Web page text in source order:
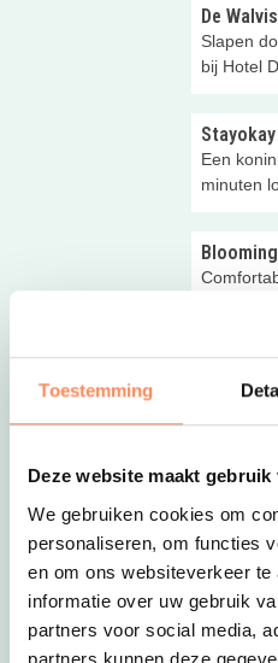
Toestemming
Deze website maakt gebruik
We gebruiken cookies om
personaliseren, om functies
en om ons websiteverkeer
informatie over uw gebruik
partners voor social media,
partners kunnen deze
De
Slapen
bij Hotel
Een
minuten
Vanaf dit
uitzicht
Centraal
voor 4-6